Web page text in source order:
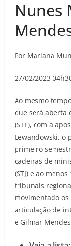
Nunes
Por Mariana
27/02/2023
Ao mesmo
que será aberta
(STF), com a
Lewandowski, o
primeiro
cadeiras de
(STJ) e ao
tribunais
movimentado
articulação de
e Gilmar